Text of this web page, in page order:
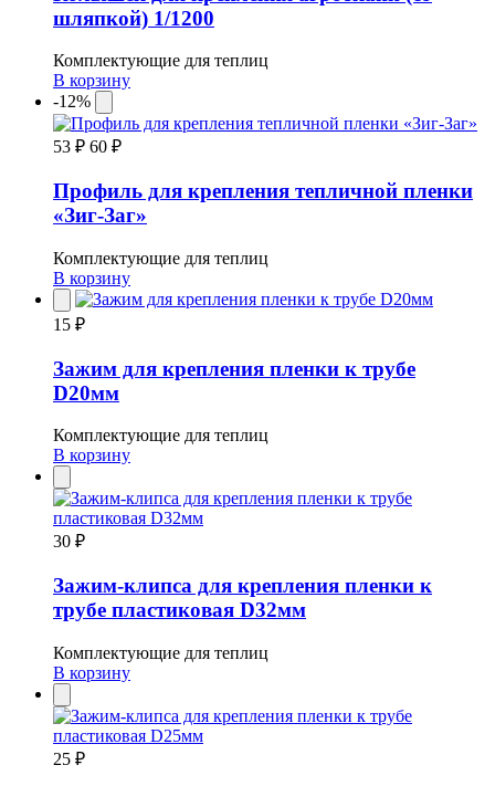
шляпкой) 1/1200
Комплектующие для теплиц
В корзину
-12%
53 ₽ 60 ₽
Профиль для крепления тепличной пленки
«Зиг-Заг»
Комплектующие для теплиц
В корзину
15 ₽
Зажим для крепления пленки к трубе
D20мм
Комплектующие для теплиц
В корзину
30 ₽
Зажим-клипса для крепления пленки к
трубе пластиковая D32мм
Комплектующие для теплиц
В корзину
25 ₽